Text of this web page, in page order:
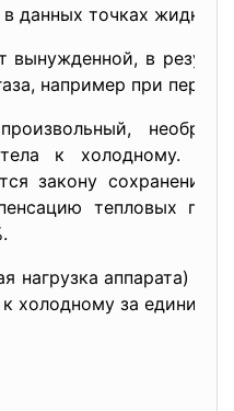
данных точках
вынужденной, в
например при
к холодному.
закону сохранения
тепловых
нагрузка аппарата)
к холодному за единицу